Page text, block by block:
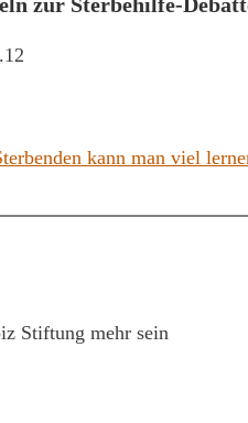
kann man viel
Stiftung mehr sein